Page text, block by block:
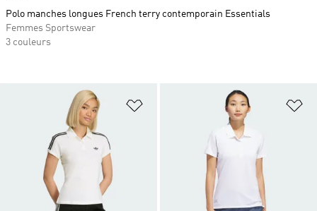
Ajouter à la Liste de produits
Polo manches longues French terry contemporain Essentials
Femmes Sportswear
3 couleurs